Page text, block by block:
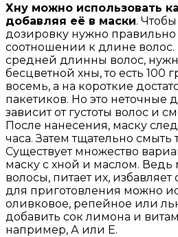
Хну можно использовать
добавляя её в маски.
дозировку нужно правильно
соотношении к длине
средней длинны волос,
бесцветной хны, то есть 100
восемь, а на короткие
пакетиков. Но это неточные
зависит от густоты волос и
После нанесения, маску
часа. Затем тщательно смыть
Существует множество
маску с хной и маслом. Ведь
волосы, питает их,
для приготовления можно
оливковое, репейное или
добавить сок лимона и
например, А или Е.